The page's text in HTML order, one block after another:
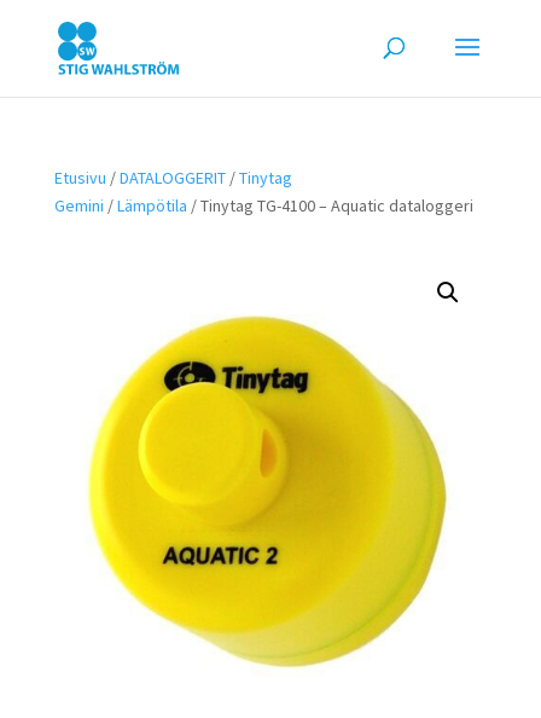
Etusivu /DATALOGGERIT/Tinytag
Gemini /Lämpötila / Tinytag TG-4100 – Aquatic dataloggeri